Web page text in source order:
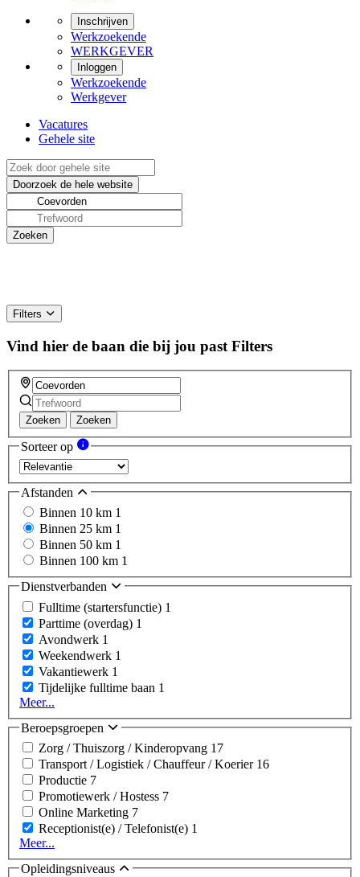
Inschrijven
Werkzoekende
WERKGEVER
Inloggen
Werkzoekende
Werkgever
Vacatures
Gehele site
Filters
Vind hier de baan die bij jou past Filters
Zoeken Zoeken
Sorteer op
Afstanden
Binnen 10 km 1
Binnen 25 km 1
Binnen 50 km 1
Binnen 100 km 1
Dienstverbanden
Fulltime (startersfunctie) 1
Parttime (overdag) 1
Avondwerk 1
Weekendwerk 1
Vakantiewerk 1
Tijdelijke fulltime baan 1
Meer...
Beroepsgroepen
Zorg / Thuiszorg / Kinderopvang 17
Transport / Logistiek / Chauffeur / Koerier 16
Productie 7
Promotiewerk / Hostess 7
Online Marketing 7
Receptionist(e) / Telefonist(e) 1
Meer...
Opleidingsniveaus